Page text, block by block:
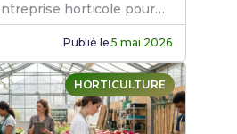
horticole pour
Publié le5 mai 2026
HORTICULTURE